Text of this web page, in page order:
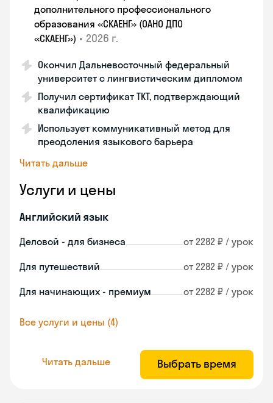
дополнительного профессионального
образования «СКАЕНГ» (ОАНО ДПО
«СКАЕНГ») • 2026 г.
Окончил Дальневосточный федеральный
университет с лингвистическим дипломом
Получил сертификат TKT, подтверждающий
квалификацию
Использует коммуникативный метод для
преодоления языкового барьера
Читать дальше
Услуги и цены
Английский язык
Деловой - для бизнеса от 2282 ₽ / урок
Для путешествий от 2282 ₽ / урок
Для начинающих - премиум от 2282 ₽ / урок
Все услуги и цены (4)
Читать дальше Выбрать время